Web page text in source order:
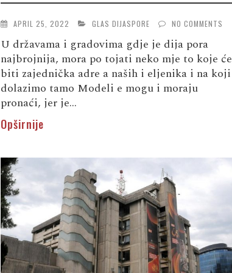
APRIL 25, 2022 GLAS DIJASPORE NO COMMENTS
U državama i gradovima gdje je dija pora
najbrojnija, mora po tojati neko mje to koje će
biti zajednička adre a naših i eljenika i na koji
dolazimo tamo Modeli e mogu i moraju
pronaći, jer je...
Opširnije